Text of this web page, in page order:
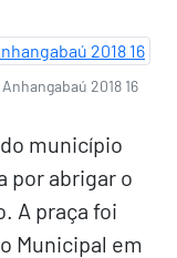
Anhangabaú 2018 16
município
por abrigar o
A praça foi
Municipal em